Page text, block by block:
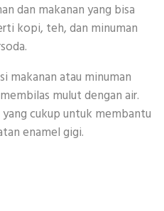
dan makanan yang bisa
kopi, teh, dan minuman
makanan atau minuman
mulut dengan air.
cukup untuk membantu
enamel gigi.